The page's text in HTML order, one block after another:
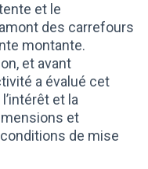
et le
des carrefours
montante.
et avant
a évalué cet
et la
et
de mise